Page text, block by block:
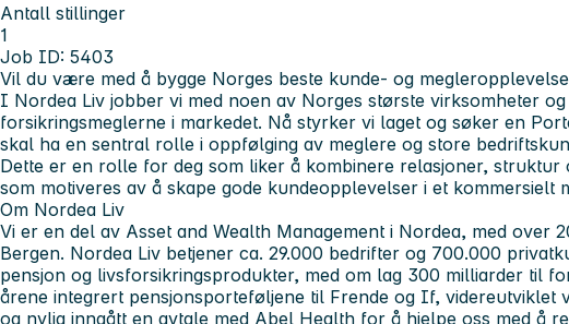
Antall stillinger
1
Job ID: 5403
Vil du være med å bygge Norges beste kunde- og
I Nordea Liv jobber vi med noen av Norges største virksomheter og
forsikringsmeglerne i markedet. Nå styrker vi laget og søker en
skal ha en sentral rolle i oppfølging av meglere og store
Dette er en rolle for deg som liker å kombinere relasjoner, struktur
som motiveres av å skape gode kundeopplevelser i et kommersielt
Om Nordea Liv
Vi er en del av Asset and Wealth Management i Nordea, med over
Bergen. Nordea Liv betjener ca. 29.000 bedrifter og 700.000
pensjon og livsforsikringsprodukter, med om lag 300 milliarder til
årene integrert pensjonsporteføljene til Frende og If, videreutviklet
og nylig inngått en avtale med Abel Health for å hjelpe oss med å